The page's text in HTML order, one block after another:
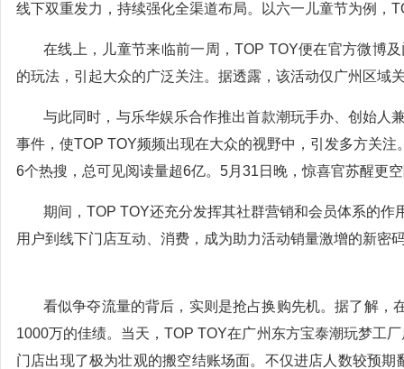
线下双重发力，持续强化全渠道布局。以六一儿童节为例，
在线上，儿童节来临前一周，TOP TOY便在官方微博
的玩法，引起大众的广泛关注。据透露，该活动仅广州区域
与此同时，与乐华娱乐合作推出首款潮玩手办、创始
事件，使TOP TOY频频出现在大众的视野中，引发多方关
6个热搜，总可见阅读量超6亿。5月31日晚，惊喜官苏醒更
期间，TOP TOY还充分发挥其社群营销和会员体系的
用户到线下门店互动、消费，成为助力活动销量激增的新密
看似争夺流量的背后，实则是抢占换购先机。据了解，
1000万的佳绩。当天，TOP TOY在广州东方宝泰潮玩梦工
门店出现了极为壮观的搬空结账场面。不仅进店人数较预